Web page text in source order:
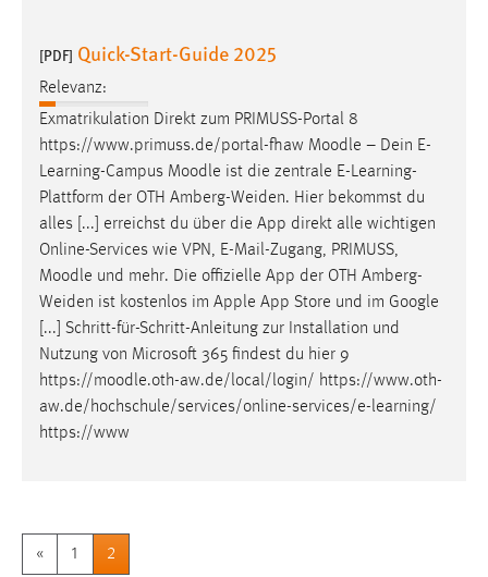
[PDF] Quick-Start-Guide 2025
Relevanz:
Exmatrikulation Direkt zum PRIMUSS-Portal 8
https://www.primuss.de/portal-fhaw Moodle – Dein E-
Learning-Campus Moodle ist die zentrale E-Learning-
Plattform der OTH Amberg-Weiden. Hier bekommst du
alles [...] erreichst du über die App direkt alle wichtigen
Online-Services wie VPN, E-Mail-Zugang, PRIMUSS,
Moodle und mehr. Die offizielle App der OTH Amberg-
Weiden ist kostenlos im Apple App Store und im Google
[...] Schritt-für-Schritt-Anleitung zur Installation und
Nutzung von Microsoft 365 findest du hier 9
https://moodle.oth-aw.de/local/login/ https://www.oth-
aw.de/hochschule/services/online-services/e-learning/
https://www
« 1 2
externen Medien Cookies gesetzt.
YouTube
Vimeo